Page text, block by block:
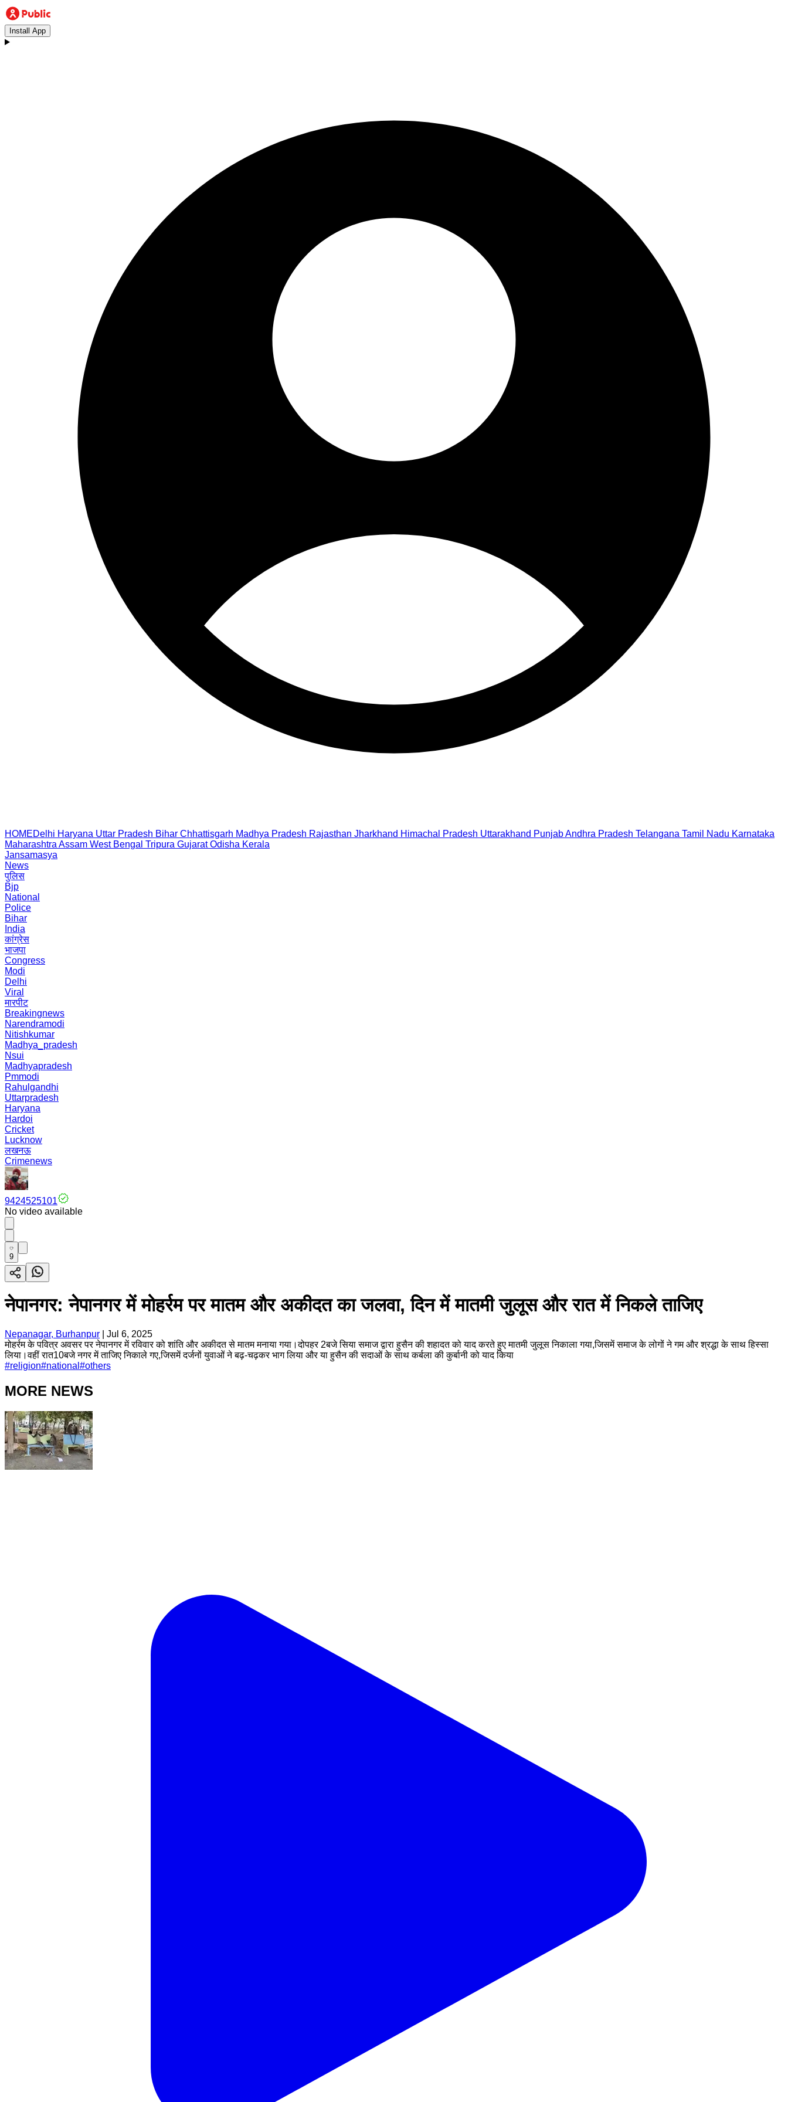
Install App
HOMEDelhi Haryana Uttar Pradesh Bihar Chhattisgarh Madhya Pradesh Rajasthan Jharkhand Himachal Pradesh Uttarakhand PunjabAndhra Pradesh Telangana Tamil Nadu Karnataka
Maharashtra Assam West Bengal Tripura Gujarat Odisha Kerala
Jansamasya
News
पुलिस
Bjp
National
Police
Bihar
India
कांग्रेस
भाजपा
Congress
Modi
Delhi
Viral
मारपीट
Breakingnews
Narendramodi
Nitishkumar
Madhya_pradesh
Nsui
Madhyapradesh
Pmmodi
Rahulgandhi
Uttarpradesh
Haryana
Hardoi
Cricket
Lucknow
लखनऊ
Crimenews
9424525101
No video available
9
नेपानगर: नेपानगर में मोहर्रम पर मातम और अकीदत का जलवा, दिन में मातमी जुलूस और रात में निकले ताजिए
Nepanagar, Burhanpur
Jul 6, 2025
मोहर्रम के पवित्र अवसर पर नेपानगर में रविवार को शांति और अकीदत से मातम मनाया गया।दोपहर 2बजे सिया समाज द्वारा हुसैन की शहादत को याद करते हुए मातमी जुलूस निकाला गया,जिसमें समाज के लोगों ने गम और श्रद्धा के साथ हिस्सा
लिया।वहीं रात10बजे नगर में ताजिए निकाले गए,जिसमें दर्जनों युवाओं ने बढ़-चढ़कर भाग लिया और या हुसैन की सदाओं के साथ कर्बला की कुर्बानी को याद किया
#religion#national #others
MORE NEWS